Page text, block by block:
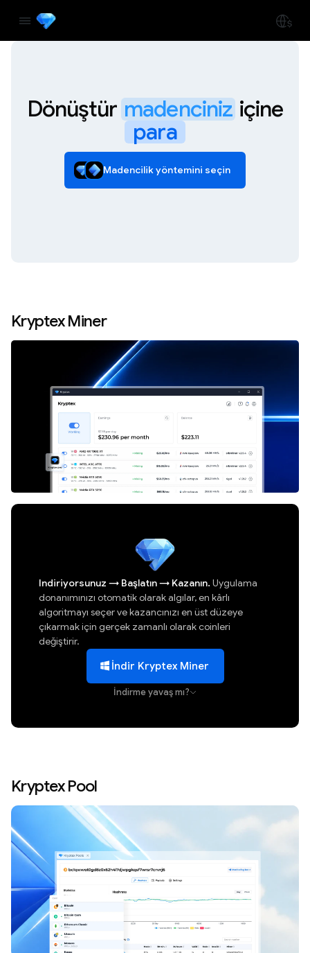
Dönüştürmadenciniziçine
para
Madencilik yöntemini seçin
Kryptex Miner
Indiriyorsunuz → Başlatın→ Kazanın. Uygulama
donanımınızı otomatik olarak algılar, en kârlı
algoritmayı seçer ve kazancınızı en üst düzeye
çıkarmak için gerçek zamanlı olarak coinleri
değiştirir.
İndir Kryptex Miner
İndirme yavaş mı?
Kryptex Pool